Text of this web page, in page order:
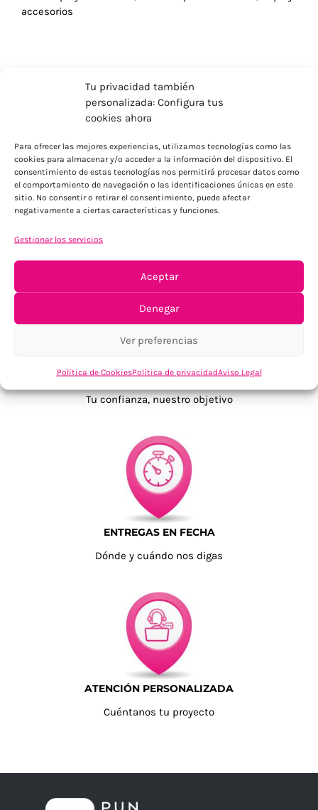
Tu privacidad también
personalizada: Configura tus
cookies ahora
Para ofrecer las mejores experiencias, utilizamos tecnologías como las
cookies para almacenar y/o acceder a la información del dispositivo. El
consentimiento de estas tecnologías nos permitirá procesar datos como
el comportamiento de navegación o las identificaciones únicas en este
sitio. No consentir o retirar el consentimiento, puede afectar
negativamente a ciertas características y funciones.
Gestionar los servicios
Aceptar
Denegar
Ver preferencias
Política de CookiesPolítica de privacidadAviso Legal
accesorios
Para Península, resto consultar
TU SATISFACCIÓN = LA NUESTRA
Tu confianza, nuestro objetivo
ENTREGAS EN FECHA
Dónde y cuándo nos digas
ATENCIÓN PERSONALIZADA
Cuéntanos tu proyecto